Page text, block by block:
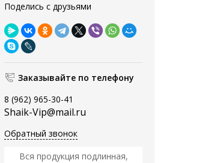
Поделись с друзьями
Заказывайте по телефону
8 (962) 965-30-41
Shaik-Vip@mail.ru
Обратный звонок
Вся продукция подлинная,